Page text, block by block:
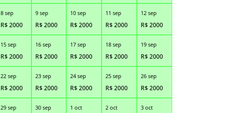
8 sep
R$2000
9 sep
R$2000
10 sep
R$2000
11 sep
R$2000
12 sep
R$2000
15 sep
R$2000
16 sep
R$2000
17 sep
R$2000
18 sep
R$2000
19 sep
R$2000
22 sep
R$2000
23 sep
R$2000
24 sep
R$2000
25 sep
R$2000
26 sep
R$2000
29 sep 30 sep 1 oct 2 oct 3 oct